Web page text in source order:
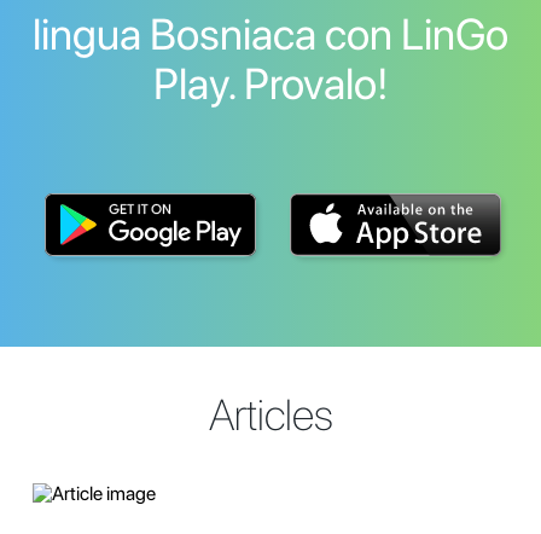
lingua Bosniaca con LinGo
Play. Provalo!
Articles